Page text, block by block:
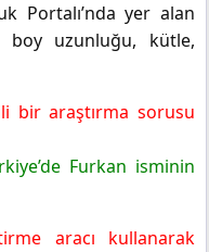
Portalı’nda yer alan
boy uzunluğu, kütle,
bir araştırma sorusu
Furkan isminin
aracı kullanarak